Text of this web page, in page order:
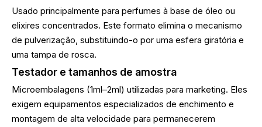
Usado principalmente para perfumes à base de óleo ou
elixires concentrados. Este formato elimina o mecanismo
de pulverização, substituindo-o por uma esfera giratória e
uma tampa de rosca.
Testador e tamanhos de amostra
Microembalagens (1ml–2ml) utilizadas para marketing. Eles
exigem equipamentos especializados de enchimento e
montagem de alta velocidade para permanecerem